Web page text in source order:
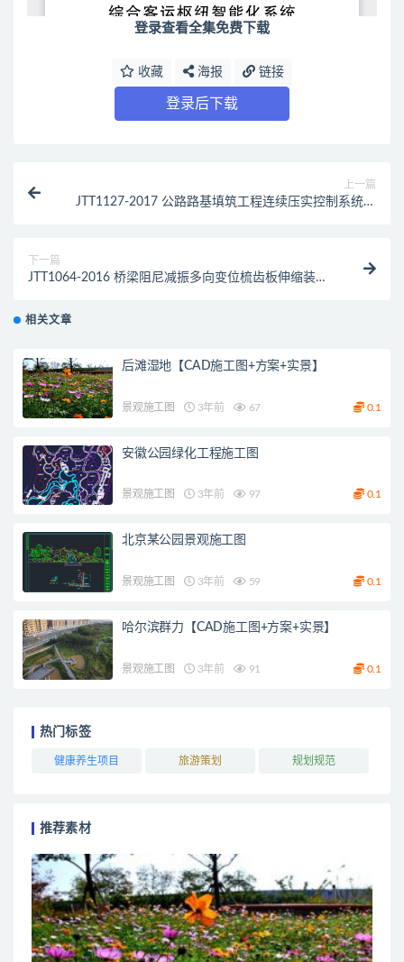
登录查看全集免费下载
收藏 海报 链接
登录后下载
上一篇
JTT1127-2017 公路路基填筑工程连续压实控制系统技
下一篇
JTT1064-2016 桥梁阻尼减振多向变位梳齿板伸缩装置
相关文章
后滩湿地【CAD施工图+方案+实景】
景观施工图 3年前 67 0.1
安徽公园绿化工程施工图
景观施工图 3年前 97 0.1
北京某公园景观施工图
景观施工图 3年前 59 0.1
哈尔滨群力【CAD施工图+方案+实景】
景观施工图 3年前 91 0.1
热门标签
健康养生项目 旅游策划 规划规范
推荐素材